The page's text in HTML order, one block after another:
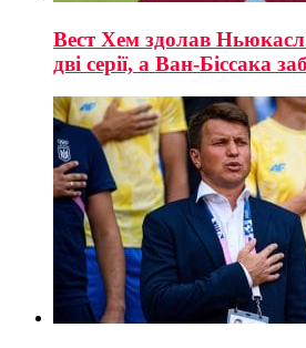
Вест Хем здолав
дві серії, а Ван-Біссака